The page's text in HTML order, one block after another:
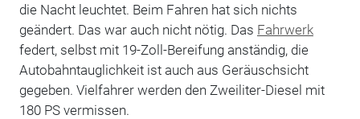
die Nacht leuchtet. Beim Fahren hat sich nichts
geändert. Das war auch nicht nötig. Das Fahrwerk
federt, selbst mit 19-Zoll-Bereifung anständig, die
Autobahntauglichkeit ist auch aus Geräuschsicht
gegeben. Vielfahrer werden den Zweiliter-Diesel mit
180 PS vermissen.